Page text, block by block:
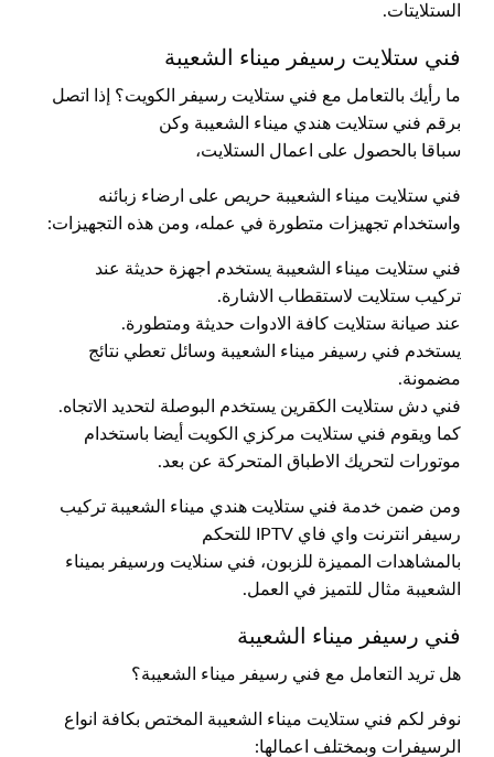
الستلايتات.
فني ستلايت رسيفر ميناء الشعيبة
ما رأيك بالتعامل مع فني ستلايت رسيفر الكويت؟ إذا اتصل
برقم فني ستلايت هندي ميناء الشعيبة وكن
سباقا بالحصول على اعمال الستلايت،
فني ستلايت ميناء الشعيبة حريص على ارضاء زبائنه
واستخدام تجهيزات متطورة في عمله، ومن هذه التجهيزات:
فني ستلايت ميناء الشعيبة يستخدم اجهزة حديثة عند
تركيب ستلايت لاستقطاب الاشارة.
عند صيانة ستلايت كافة الادوات حديثة ومتطورة.
يستخدم فني رسيفر ميناء الشعيبة وسائل تعطي نتائج
مضمونة.
فني دش ستلايت الكقرين يستخدم البوصلة لتحديد الاتجاه.
كما ويقوم فني ستلايت مركزي الكويت أيضا باستخدام
موتورات لتحريك الاطباق المتحركة عن بعد.
ومن ضمن خدمة فني ستلايت هندي ميناء الشعيبة تركيب
رسيفر انترنت واي فاي IPTV للتحكم
بالمشاهدات المميزة للزبون، فني سنلايت ورسيفر بميناء
الشعيبة مثال للتميز في العمل.
فني رسيفر ميناء الشعيبة
هل تريد التعامل مع فني رسيفر ميناء الشعيبة؟
نوفر لكم فني ستلايت ميناء الشعيبة المختص بكافة انواع
الرسيفرات وبمختلف اعمالها: